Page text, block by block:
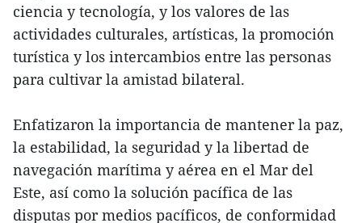
ciencia y tecnología, y los valores de las
actividades culturales, artísticas, la promoción
turística y los intercambios entre las personas
para cultivar la amistad bilateral.
Enfatizaron la importancia de mantener la paz,
la estabilidad, la seguridad y la libertad de
navegación marítima y aérea en el Mar del
Este, así como la solución pacífica de las
disputas por medios pacíficos, de conformidad